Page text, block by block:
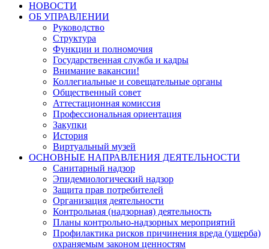
НОВОСТИ
ОБ УПРАВЛЕНИИ
Руководство
Структура
Функции и полномочия
Государственная служба и кадры
Внимание вакансии!
Коллегиальные и совещательные органы
Общественный совет
Аттестационная комиссия
Профессиональная ориентация
Закупки
История
Виртуальный музей
ОСНОВНЫЕ НАПРАВЛЕНИЯ ДЕЯТЕЛЬНОСТИ
Санитарный надзор
Эпидемиологический надзор
Защита прав потребителей
Организация деятельности
Контрольная (надзорная) деятельность
Планы контрольно-надзорных мероприятий
Профилактика рисков причинения вреда (ущерба)
охраняемым законом ценностям